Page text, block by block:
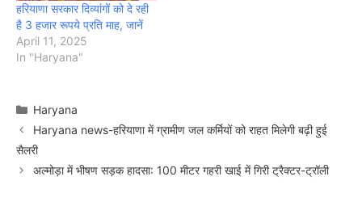
हरियाणा सरकार दिव्यांगों को दे रही
है 3 हजार रूपये प्रति माह, जानें
April 11, 2025
In "Haryana"
Categories
Haryana
Haryana news-हरियाणा में ग्रामीण जल कर्मियों को राहत मिलेगी बढ़ी हुई
सैलरी
अल्मोड़ा में भीषण सड़क हादसा: 100 मीटर गहरी खाई में गिरी ट्रैक्टर-ट्रॉली